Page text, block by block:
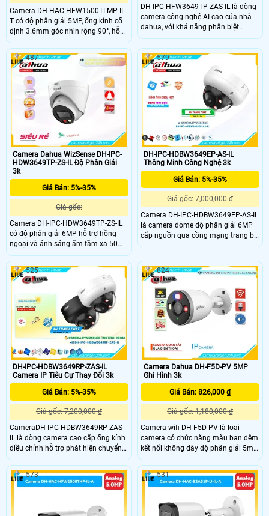
Camera DH-HAC-HFW1500TLMP-IL-
T có độ phân giải 5MP, ống kính cố
định 3.6mm góc nhìn rộng 90°, hỗ
trợ 4 chế độ CVI/TVI/AHD/Analog.
Thiết bị trang bị đèn LED kép thông
minh với tầm xa hồng ngoại 40m,
tích hợp mic và loa cho đàm thoại 2
chiều, chuẩn chống bụi nước IP67,
hoạt động tốt trong môi trường từ –
40 °C đến +60 °C.
DH-IPC-HFW3649TP-ZAS-IL là dòng
camera công nghệ AI cao của nhà
dahua, với khả năng phân biệt
người và xe, phát hiện khuôn mặt,
phát hiện ở lại, phát hiện lảng vảng,
phát hiện khuôn mặt, ống kính
zoom, độ nét cao 6.0MP được trang
Camera Dahua WizSense DH-IPC-
HDW3649TP-ZS-IL Độ Phân Giải
3k
Giá Bán: 5%-35%
Giá gốc:
Camera DH-IPC-HDW3649TP-ZS-IL
có độ phân giải 6MP hỗ trợ hồng
ngoại và ánh sáng ấm tầm xa 50m.
Tich hợp mic thu âm chân thực,
công nghệ AI giúp phân loại chuyển
động chính xác của người và
phương tiện. Đồng thời hỗ trợ lưu trữ
qua thẻ nhớ tối da 512Gb
487
DH-IPC-HDBW3649EP-AS-IL
Thông Minh Công Nghệ 3k
Giá Bán: 5%-35%
Giá gốc: 7,000,000 ₫
Camera DH-IPC-HDBW3649EP-AS-IL
là camera dome độ phân giải 6MP
cấp nguồn qua cồng mạng trang bị
khả năng thu âm ánh sáng kép 4
minh và chống ngược sáng DWDR
giúp hình ảnh rõ nét dù ở điều kiện
ánh sáng thấp. cảm biến video SMD
4.0 AI SSA và phân tích hình ảnh
thông minh thẻ nhớ 512GB.
579
DH-IPC-HDBW3649RP-ZAS-IL
Camera IP Tiêu Cự Thay Đổi 3k
Giá Bán: 5%-35%
Giá gốc: 7,200,000 ₫
CameraDH-IPC-HDBW3649RP-ZAS-
IL là dòng camera cao cấp ống kính
điều chỉnh hỗ trợ phát hiện chuyển
động và con người cấp nguồn qua
dây mạng. Với 2 chế độ hồng ngoại
và led trợ sáng chip xử lý SMD 4.0 AI
SSA chức năng Hàng rào ảo thông
đêm
525
Camera Dahua DH-F5D-PV 5MP
Ghi Hình 3k
Giá Bán: 826,000 ₫
Giá gốc: 1,180,000 ₫
Camera wifi DH-F5D-PV là loại
camera có chức năng màu ban đêm
kết nối không dây độ phân giải 5mp
và tích hợp công nghệ có màu ban
đêm 30m với độ nhạy sáng cao.
Những thông số ấn tượng trên
camera này giúp camera ghi lại
hình ảnh rõ nét chi tiết ngay cả
trong điều kiện ánh sáng yếu.
824
573 531